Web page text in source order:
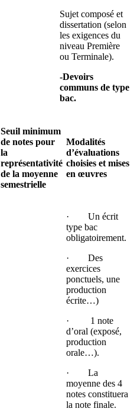
Sujet composé et
dissertation (selon
les exigences du
niveau Première
ou Terminale).
-Devoirs
communs de type
bac.
Seuil minimum
de notes pour
la
représentativité
de la moyenne
semestrielle
Modalités
d’évaluations
choisies et mises
en œuvres
· Un écrit
type bac
obligatoirement.
· Des
exercices
ponctuels, une
production
écrite…)
· 1 note
d’oral (exposé,
production
orale…).
· La
moyenne des 4
notes constituera
la note finale.